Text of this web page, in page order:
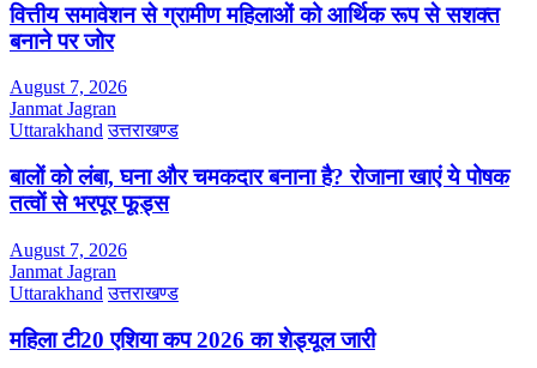
वित्तीय समावेशन से ग्रामीण महिलाओं को आर्थिक रूप से सशक्त
बनाने पर जोर
August 7, 2026
Janmat Jagran
Uttarakhand उत्तराखण्ड
बालों को लंबा, घना और चमकदार बनाना है? रोजाना खाएं ये पोषक
तत्वों से भरपूर फूड्स
August 7, 2026
Janmat Jagran
Uttarakhand उत्तराखण्ड
महिला टी20 एशिया कप 2026 का शेड्यूल जारी